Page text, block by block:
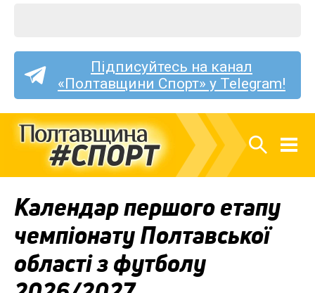
Підписуйтесь на канал
«Полтавщини Спорт» у Telegram!
Календар першого етапу
чемпіонату Полтавської
області з футболу